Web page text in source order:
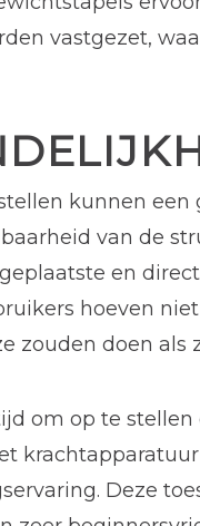
vastgezet,
kunnen
van de
en
hoeven
zouden doen
om op te
Deze